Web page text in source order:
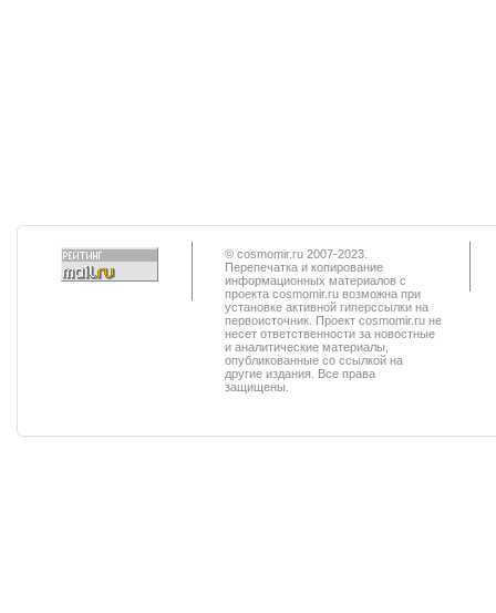
© cosmomir.ru 2007-2023.
Перепечатка и копирование
информационных материалов с
проекта cosmomir.ru возможна при
установке активной гиперссылки на
первоисточник. Проект cosmomir.ru не
несет ответственности за новостные
и аналитические материалы,
опубликованные со ссылкой на
другие издания. Все права
защищены.